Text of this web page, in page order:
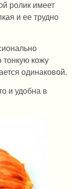
ролик имеет
и ее трудно
тонкую кожу
одинаковой.
и удобна в